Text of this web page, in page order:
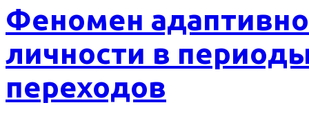
Феномен
личности в
переходов